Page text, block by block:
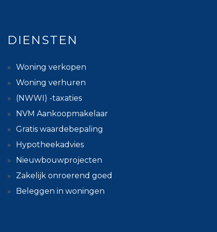
DIENSTEN
Woning verkopen
Woning verhuren
(NWWI) -taxaties
NVM Aankoopmakelaar
Gratis waardebepaling
Hypotheekadvies
Nieuwbouwprojecten
Zakelijk onroerend goed
Beleggen in woningen